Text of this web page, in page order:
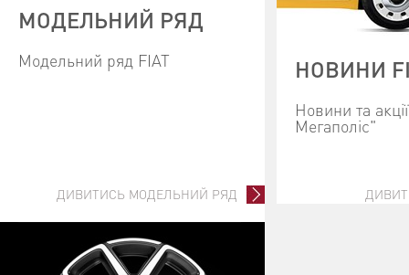
МОДЕЛЬНИЙ РЯД
Модельний ряд FIAT
ДИВИТИСЬ МОДЕЛЬНИЙ РЯД
НОВИНИ
Новини та
Мегаполіс"